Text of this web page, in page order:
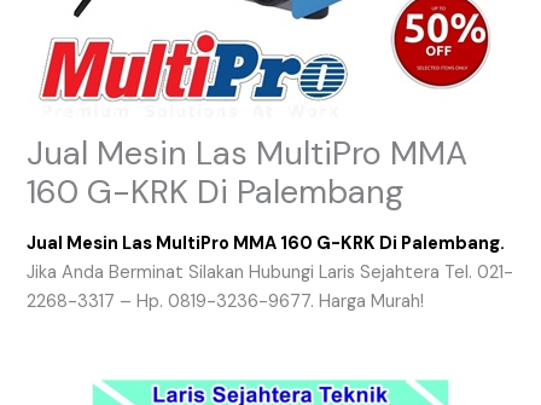
Jual Mesin Las MultiPro MMA
160 G-KRK Di Palembang
Jual Mesin Las MultiPro MMA 160 G-KRK Di Palembang.
Jika Anda Berminat Silakan Hubungi Laris Sejahtera Tel. 021-
2268-3317 – Hp. 0819-3236-9677. Harga Murah!